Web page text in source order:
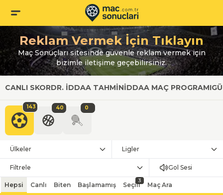
Reklam Vermek İçin Tıklayın
Maç Sonuçları sitesinde güvenle reklam vermek için
bizimle iletişime geçebilirsiniz.
CANLI SKORDR. İDDAA TAHMINİDDAA MAÇ PROGRAMI
143 40 0
Ülkeler Ligler
Filtrele Gol Sesi
Hepsi Canlı Biten Başlamamış Seçili
3
Maç Ara